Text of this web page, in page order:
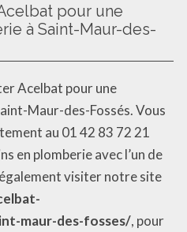
pour une
à Saint-Maur-des-
Acelbat pour une
Maur-des-Fossés. Vous
au 01 42 83 72 21
en plomberie avec l’un de
visiter notre site
maur-des-fosses/, pour